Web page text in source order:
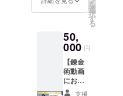
生によ
付きで
学習に
も最適
です。
現在の
クラウ
受け
取って
くれた
皆さん
の名前
を記入
できる
ありま
す。 サ
6cm×6
cm×6c
m
版画 生
物×宝石
マに作
品制作
を行う
画家 安
部祐一
朗さん
が特別
を
選
択
す
る
50,
000 円
【錬金
術動画
にお名
前掲載
支援